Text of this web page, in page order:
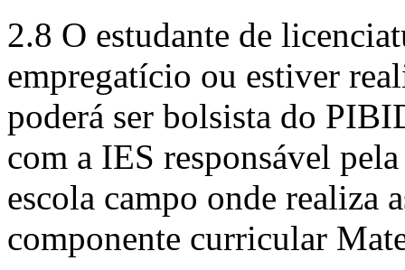
2.8 O estudante de
empregatício ou estiver
poderá ser bolsista do
com a IES responsável
escola campo onde realiza
componente curricular